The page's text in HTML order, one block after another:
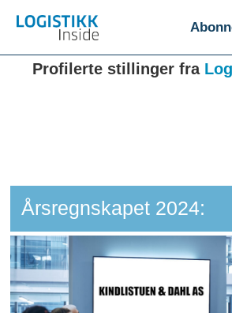
Profilerte stillinger fra
Årsregnskapet 2024: